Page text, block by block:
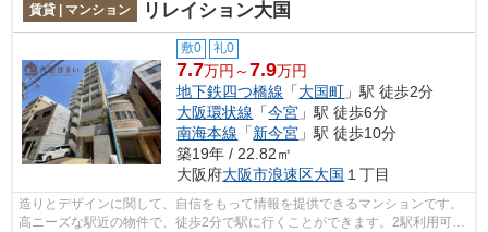
賃貸 | マンション リレイション大国
敷0 礼0
7.7万円～7.9万円
地下鉄四つ橋線 「大国町 」駅 徒歩2分
大阪環状線 「今宮 」駅 徒歩6分
南海本線 「新今宮 」駅 徒歩10分
築19年 / 22.82㎡
大阪府大阪市浪速区大国 １丁目
造りとデザインに関して、自信をもって情報を提供できるマンションです。
高ニーズな駅近の物件で、徒歩2分で駅に行くことができます。2駅利用可能